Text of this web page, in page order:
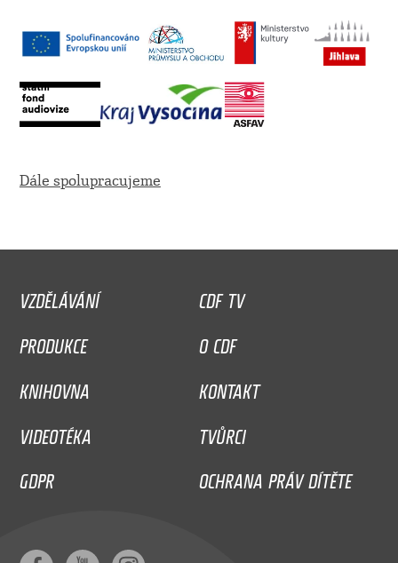
Dále spolupracujeme
VZDĚLÁVÁNÍ
CDF TV
PRODUKCE
O CDF
KNIHOVNA
KONTAKT
VIDEOTÉKA
TVŮRCI
GDPR
OCHRANA PRÁV DÍTĚTE